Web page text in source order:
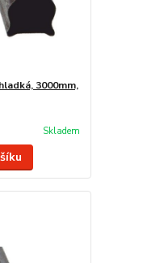
3000mm,
Skladem